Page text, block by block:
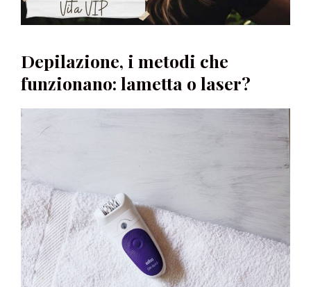
Depilazione, i metodi che
funzionano: lametta o laser?